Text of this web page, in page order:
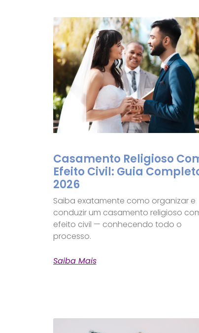
Casamento Religioso
Efeito Civil: Guia
2026
Saiba exatamente como organizar e
conduzir um casamento religioso
efeito civil — conhecendo todo o
processo.
Saiba Mais